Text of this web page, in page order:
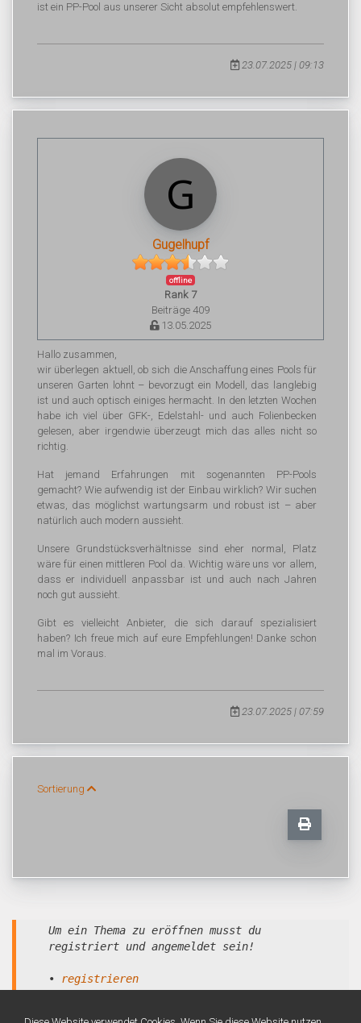
ist ein PP-Pool aus unserer Sicht absolut empfehlenswert.
23.07.2025 | 09:13
Gugelhupf
offline
Rank 7
Beiträge 409
13.05.2025
Hallo zusammen,
wir überlegen aktuell, ob sich die Anschaffung eines Pools für
unseren Garten lohnt – bevorzugt ein Modell, das langlebig
ist und auch optisch einiges hermacht. In den letzten Wochen
habe ich viel über GFK-, Edelstahl- und auch Folienbecken
gelesen, aber irgendwie überzeugt mich das alles nicht so
richtig.
Hat jemand Erfahrungen mit sogenannten PP-Pools
gemacht? Wie aufwendig ist der Einbau wirklich? Wir suchen
etwas, das möglichst wartungsarm und robust ist – aber
natürlich auch modern aussieht.
Unsere Grundstücksverhältnisse sind eher normal, Platz
wäre für einen mittleren Pool da. Wichtig wäre uns vor allem,
dass er individuell anpassbar ist und auch nach Jahren
noch gut aussieht.
Gibt es vielleicht Anbieter, die sich darauf spezialisiert
haben? Ich freue mich auf eure Empfehlungen! Danke schon
mal im Voraus.
23.07.2025 | 07:59
Sortierung
Um ein Thema zu eröffnen musst du
registriert und angemeldet sein!
• registrieren